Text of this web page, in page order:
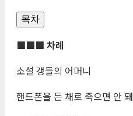
목차
■■■ 차례
소설 갱들의 어머니
핸드폰을 든 채로 죽으면 안 돼